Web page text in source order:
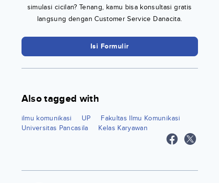
simulasi cicilan? Tenang, kamu bisa konsultasi gratis
langsung dengan Customer Service Danacita.
Isi Formulir
Also tagged with
ilmu komunikasi UP
Fakultas Ilmu Komunikasi
Universitas Pancasila
Kelas Karyawan